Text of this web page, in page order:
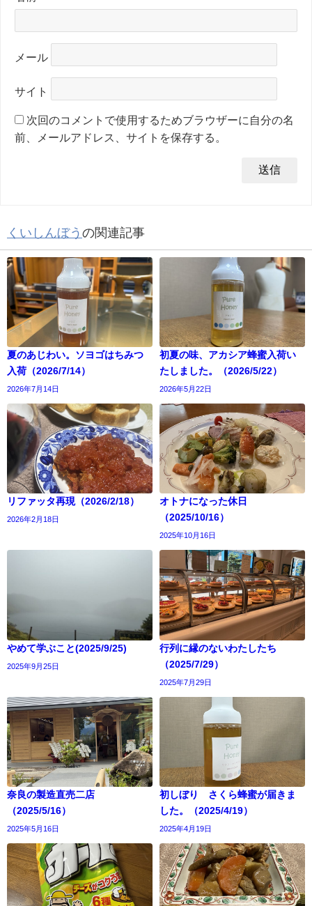
メール
サイト
次回のコメントで使用するためブラウザーに自分の名
前、メールアドレス、サイトを保存する。
くいしんぼう の関連記事
夏のあじわい。ソヨゴはちみつ
入荷（2026/7/14）
2026年7月14日
初夏の味、アカシア蜂蜜入荷い
たしました。（2026/5/22）
2026年5月22日
リファッタ再現（2026/2/18）
2026年2月18日
オトナになった休日
（2025/10/16）
2025年10月16日
やめて学ぶこと(2025/9/25)
2025年9月25日
行列に縁のないわたしたち
（2025/7/29）
2025年7月29日
奈良の製造直売二店
（2025/5/16）
2025年5月16日
初しぼり さくら蜂蜜が届きま
した。（2025/4/19）
2025年4月19日